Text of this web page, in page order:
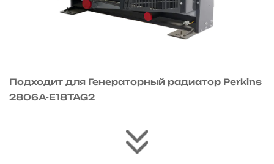
Подходит для Генераторный радиатор Perkins
2806A-E18TAG2